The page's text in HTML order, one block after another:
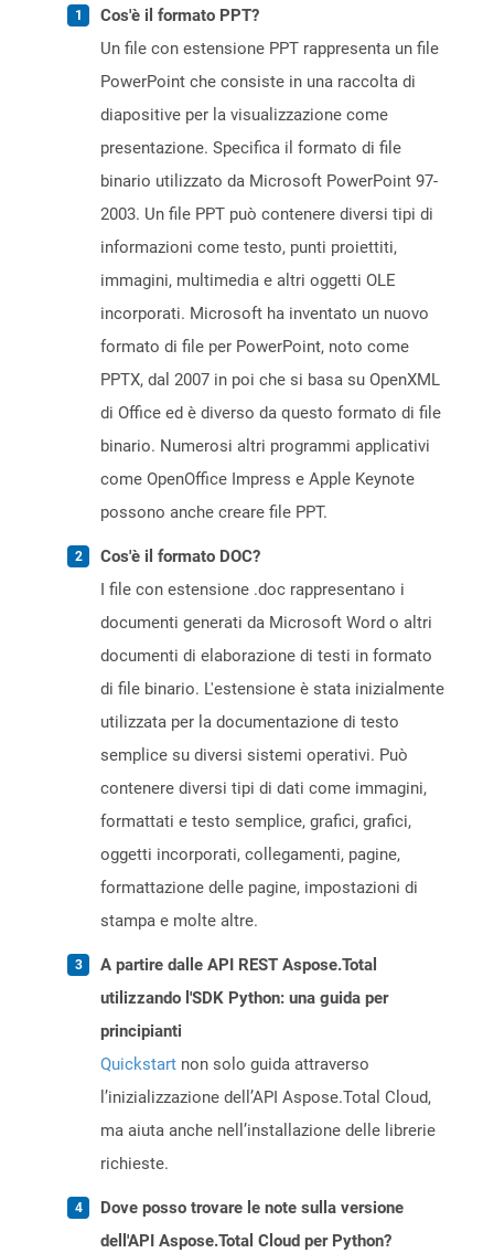
Cos'è il formato PPT?
Un file con estensione PPT rappresenta un file
PowerPoint che consiste in una raccolta di
diapositive per la visualizzazione come
presentazione. Specifica il formato di file
binario utilizzato da Microsoft PowerPoint 97-
2003. Un file PPT può contenere diversi tipi di
informazioni come testo, punti proiettiti,
immagini, multimedia e altri oggetti OLE
incorporati. Microsoft ha inventato un nuovo
formato di file per PowerPoint, noto come
PPTX, dal 2007 in poi che si basa su OpenXML
di Office ed è diverso da questo formato di file
binario. Numerosi altri programmi applicativi
come OpenOffice Impress e Apple Keynote
possono anche creare file PPT.
Cos'è il formato DOC?
I file con estensione .doc rappresentano i
documenti generati da Microsoft Word o altri
documenti di elaborazione di testi in formato
di file binario. L'estensione è stata inizialmente
utilizzata per la documentazione di testo
semplice su diversi sistemi operativi. Può
contenere diversi tipi di dati come immagini,
formattati e testo semplice, grafici, grafici,
oggetti incorporati, collegamenti, pagine,
formattazione delle pagine, impostazioni di
stampa e molte altre.
A partire dalle API REST Aspose.Total
utilizzando l'SDK Python: una guida per
principianti
Quickstart non solo guida attraverso
l’inizializzazione dell’API Aspose.Total Cloud,
ma aiuta anche nell’installazione delle librerie
richieste.
Dove posso trovare le note sulla versione
dell'API Aspose.Total Cloud per Python?